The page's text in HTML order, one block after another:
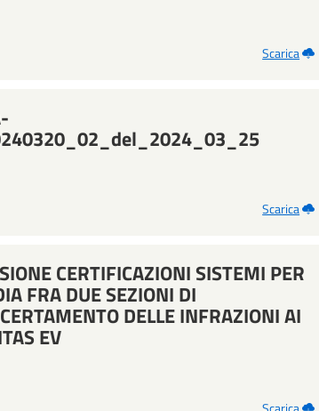
Scarica
Scarica
CERTIFICAZIONI SISTEMI PER
FRA DUE SEZIONI DI
DELLE INFRAZIONI AI
EV